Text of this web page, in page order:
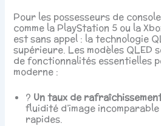
Pour les possesseurs de
comme la PlayStation 5 ou la
est sans appel : la technologie
supérieure. Les modèles QLED
de fonctionnalités essentielles
moderne :
? Un taux de
fluidité d’image
rapides.